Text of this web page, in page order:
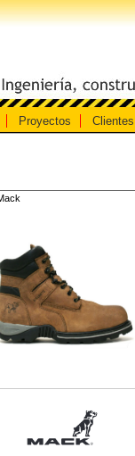
Proyectos Clientes